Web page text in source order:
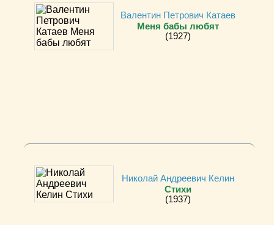
Валентин Петрович Катаев
Меня бабы любят
(1927)
Николай Андреевич Келин
Стихи
(1937)